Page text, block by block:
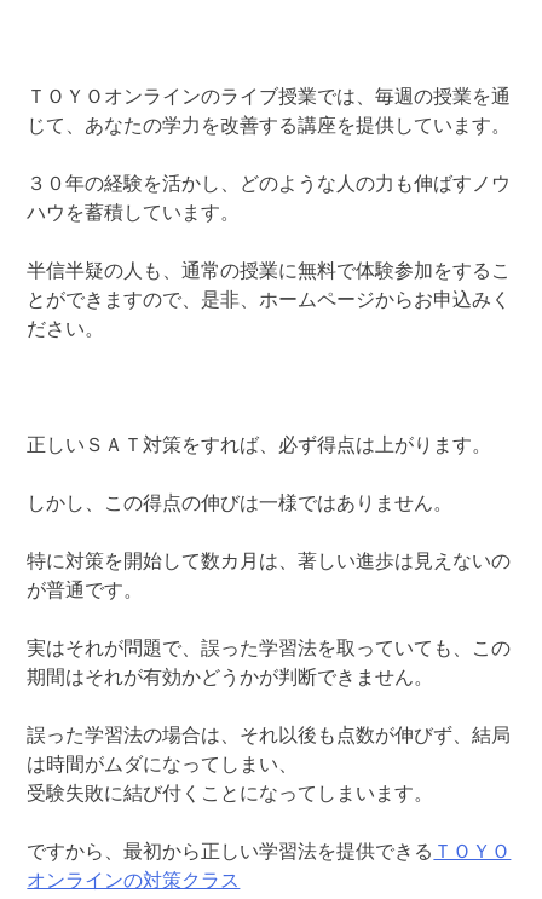
ＴＯＹＯオンラインのライブ授業では、毎週の授業を通
じて、あなたの学力を改善する講座を提供しています。
３０年の経験を活かし、どのような人の力も伸ばすノウ
ハウを蓄積しています。
半信半疑の人も、通常の授業に無料で体験参加をするこ
とができますので、是非、ホームページからお申込みく
ださい。
正しいＳＡＴ対策をすれば、必ず得点は上がります。
しかし、この得点の伸びは一様ではありません。
特に対策を開始して数カ月は、著しい進歩は見えないの
が普通です。
実はそれが問題で、誤った学習法を取っていても、この
期間はそれが有効かどうかが判断できません。
誤った学習法の場合は、それ以後も点数が伸びず、結局
は時間がムダになってしまい、
受験失敗に結び付くことになってしまいます。
ですから、最初から正しい学習法を提供できる ＴＯＹＯ
オンラインの対策クラス